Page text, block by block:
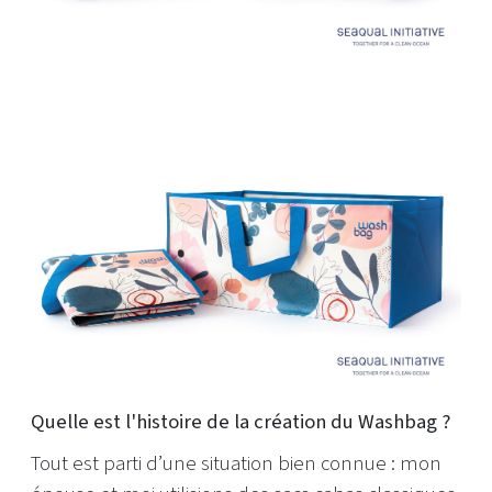
Quelle est l'histoire de la création du Washbag ?
Tout est parti d’une situation bien connue : mon